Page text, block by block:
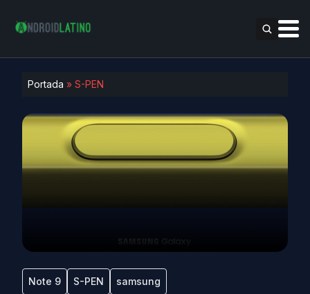
Portada » S-PEN
Note 9 S-PEN samsung